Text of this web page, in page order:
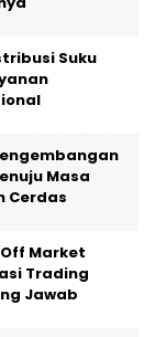
Suku
Masa
Cerdas
Market
Trading
Jawab